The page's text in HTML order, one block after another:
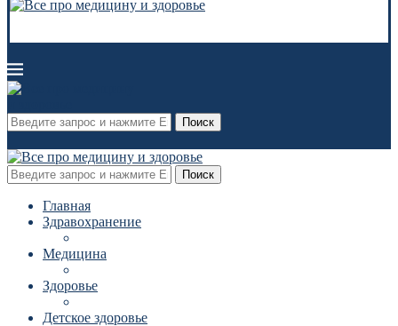
Поиск
Поиск
Главная
Здравохранение
Медицина
Здоровье
Детское здоровье